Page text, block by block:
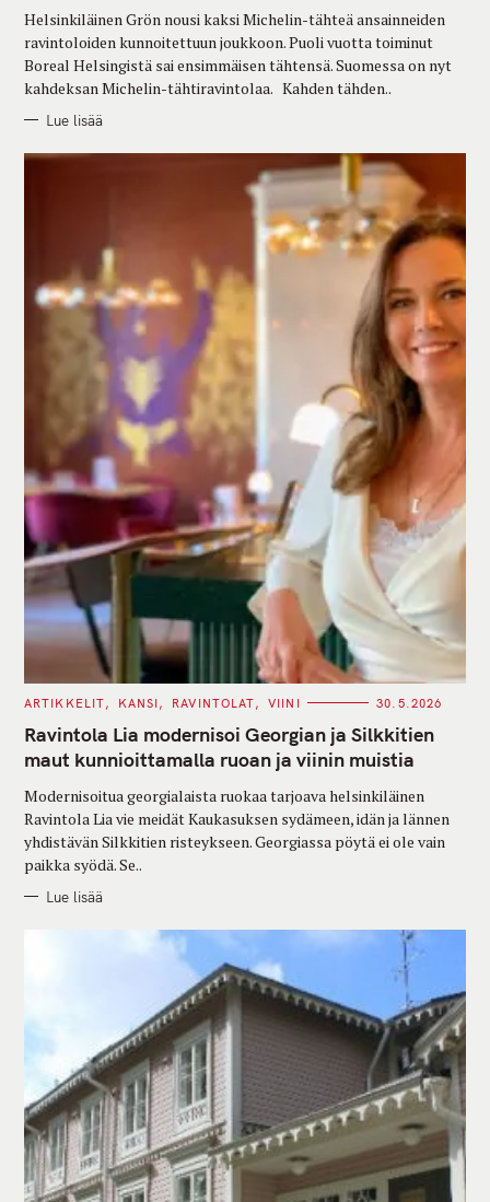
I
E
S
Helsinkiläinen Grön nousi kaksi Michelin-tähteä ansainneiden
ravintoloiden kunnoitettuun joukkoon. Puoli vuotta toiminut
Boreal Helsingistä sai ensimmäisen tähtensä. Suomessa on nyt
kahdeksan Michelin-tähtiravintolaa. Kahden tähden..
Lue lisää
C
T
E
G
O
I
E
S
ARTIKKELIT KANSI RAVINTOLAT VIINI 30.5.2026
Ravintola Lia modernisoi Georgian ja Silkkitien
maut kunnioittamalla ruoan ja viinin muistia
Modernisoitua georgialaista ruokaa tarjoava helsinkiläinen
Ravintola Lia vie meidät Kaukasuksen sydämeen, idän ja lännen
yhdistävän Silkkitien risteykseen. Georgiassa pöytä ei ole vain
paikka syödä. Se..
Lue lisää